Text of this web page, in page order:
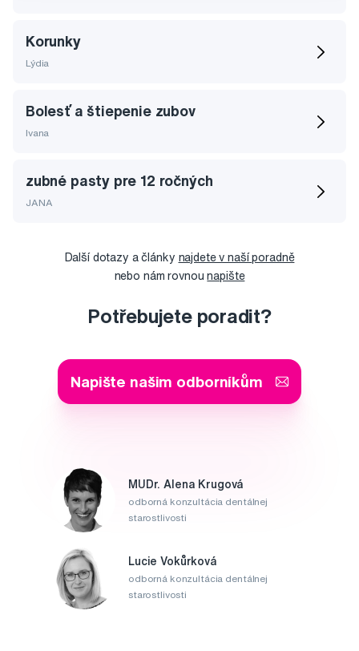
Korunky
Lýdia
Bolesť a štiepenie zubov
Ivana
zubné pasty pre 12 ročných
JANA
Další dotazy a články najdete v naší poradně
nebo nám rovnounapište
Potřebujete poradit?
Napište našim odborníkům
MUDr. Alena Krugová
odborná konzultácia dentálnej
starostlivosti
Lucie Vokůrková
odborná konzultácia dentálnej
starostlivosti